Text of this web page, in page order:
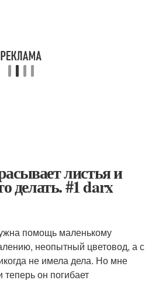
листья и
делать. #1 darx
помощь маленькому
неопытный цветовод, а с
не имела дела. Но мне
он погибает